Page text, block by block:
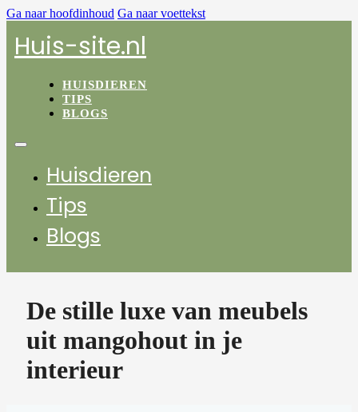
Ga naar hoofdinhoud Ga naar voettekst
Huis-site.nl
HUISDIEREN
TIPS
BLOGS
Huisdieren
Tips
Blogs
De stille luxe van meubels
uit mangohout in je
interieur